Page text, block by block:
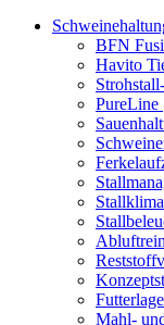
BFN
Havito
PureLine
Stallklima
Mahl-